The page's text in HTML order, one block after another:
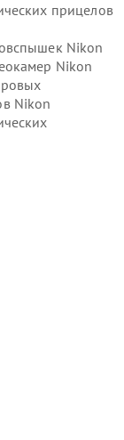
прицелов
Nikon
Nikon
Nikon